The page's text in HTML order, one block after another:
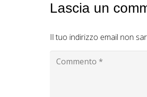
Lascia un
Il tuo indirizzo email non